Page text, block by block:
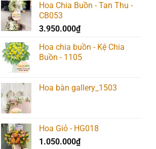
Hoa Chia Buồn - Tan Thu -
CB053
3.950.000₫
Hoa chia buồn - Kệ Chia
Buồn - 1105
Hoa bàn gallery_1503
Hoa Giỏ - HG018
1.050.000₫
wishlist
Hoa Giỏ – HG029
1.050.000
Hoa Giỏ – HG035